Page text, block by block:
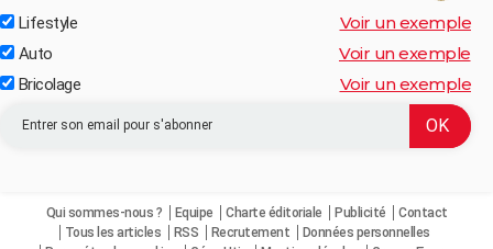
Lifestyle Voir un exemple
Auto Voir un exemple
Bricolage Voir un exemple
Qui sommes-nous ? Equipe Charte éditoriale Publicité
Contact
Tous les articles
RSS Recrutement
Données personnelles